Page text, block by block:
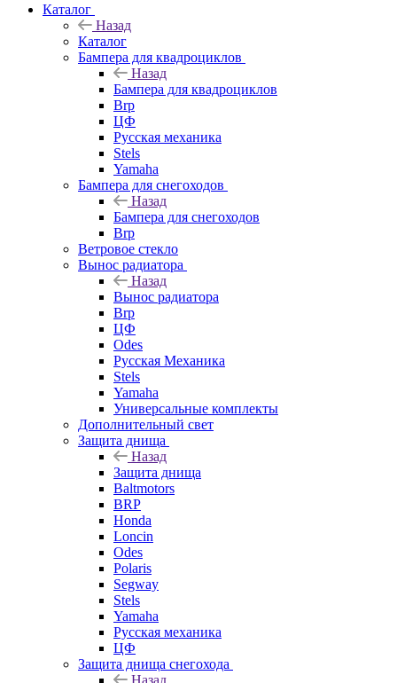
Каталог
Назад
Каталог
Бампера для квадроциклов
Назад
Бампера для квадроциклов
Brp
ЦФ
Русская механика
Stels
Yamaha
Бампера для снегоходов
Назад
Бампера для снегоходов
Brp
Ветровое стекло
Вынос радиатора
Назад
Вынос радиатора
Brp
ЦФ
Odes
Русская Механика
Stels
Yamaha
Универсальные комплекты
Дополнительный свет
Защита днища
Назад
Защита днища
Baltmotors
BRP
Honda
Loncin
Odes
Polaris
Segway
Stels
Yamaha
Русская механика
ЦФ
Защита днища снегохода
Назад